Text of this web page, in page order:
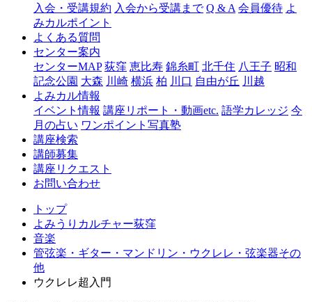
ャ
窪
入会・受講規約 入会から受講まで Q & A 会員優待 よ
みカルポイント
よくある質問
センター案内
センターMAP 荻窪 恵比寿 錦糸町 北千住 八王子 昭和
記念公園 大森 川崎 横浜 柏 川口 自由が丘 川越
よみカル情報
イベント情報 講座リポート・動画etc. 語学カレッジ 今
月の占い ワンポイント写真塾
講座検索
講師募集
講座リクエスト
お問い合わせ
トップ
よみうりカルチャー荻窪
音楽
管弦楽・ギター・マンドリン・ウクレレ・弦楽器その
他
ウクレレ超入門